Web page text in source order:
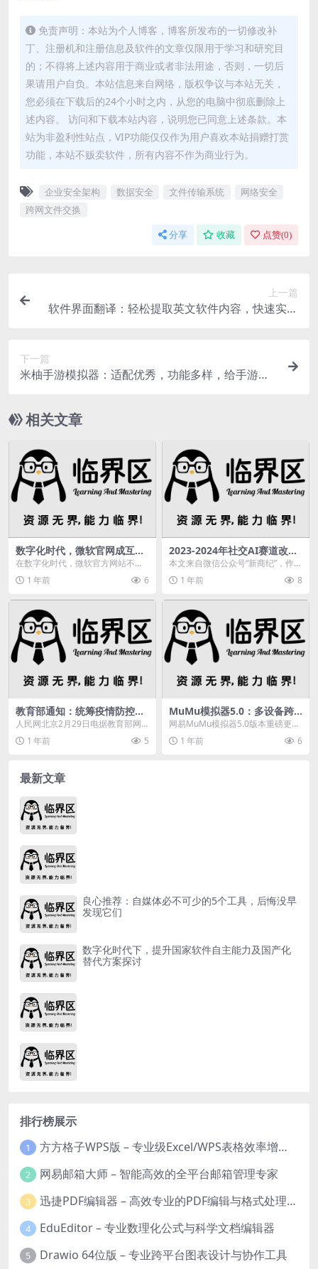
免责声明：本站为个人博客，博客所发布的一切修改补
丁、注册机和注册信息及软件的文章仅限用于学习和研究目
的；不得将上述内容用于商业或者非法用途，否则，一切后
果请用户自负。本站信息来自网络，版权争议与本站无关，
您必须在下载后的24个小时之内，从您的电脑中彻底删除上
述内容。 访问和下载本站内容，说明您已同意上述条款。本
站为非盈利性站点，VIP功能仅仅作为用户喜欢本站捐赠打赏
功能，本站不贩卖软件，所有内容不作为商业行为。
企业安全架构 数据安全 文件传输系统
网络安全
跨网文件交换
分享 收藏 点赞(0)
上一篇
软件界面翻译：轻松提取英文软件内容，快速实现
下一篇
米柚手游模拟器：适配优秀，功能多样，给手游爱
相关文章
数字化时代，微软官网成互动
桥梁，核心功能大揭秘
在数字化时代，微软官方网站不仅
是一个信息发布的平台，更是微软
与全球用户互动的桥梁...
1 年前 6
2023-2024年社交AI赛道改写
交互逻辑，2025年却现危机？
本文来自微信公众号“新商纪”，作
者：独孤依风。2023-2024年，社
交AI赛道...
1 年前 8
教育部通知：统筹疫情防控与
教育发展，做好在线教育教学
人民网北京2月29日电据教育部网
站消息，教育部近日就统筹做好教
育系统疫情防控和教...
1 年前 5
MuMu模拟器5.0：多设备跨
平台畅玩新纪元
网易MuMu模拟器5.0版本重磅更
新，支持多设备畅玩、省内存、多
开功能，解决卡顿...
1 年前 6
最新文章
良心推荐：自媒体必不可少的5个工具，后悔没早
发现它们
数字化时代下，提升国家软件自主能力及国产化
替代方案探讨
排行榜展示
1 方方格子WPS版 – 专业级Excel/WPS表格效率增强插件
2 网易邮箱大师 – 智能高效的全平台邮箱管理专家
3 迅捷PDF编辑器 – 高效专业的PDF编辑与格式处理工具
4 EduEditor – 专业数理化公式与科学文档编辑器
5 Drawio 64位版 – 专业跨平台图表设计与协作工具